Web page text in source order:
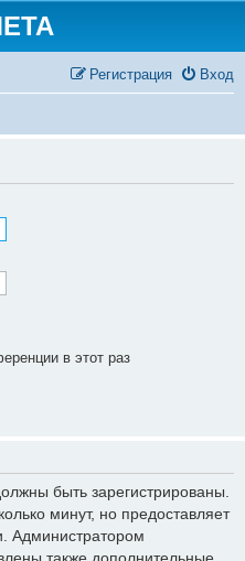
Вход
Регистрация
в этот раз
быть зарегистрированы.
минут, но предоставляет
Администратором